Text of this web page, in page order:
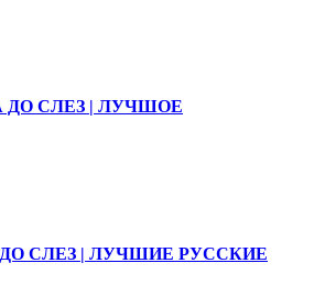
ДО СЛЕЗ | ЛУЧШОЕ
СЛЕЗ | ЛУЧШИЕ РУССКИЕ